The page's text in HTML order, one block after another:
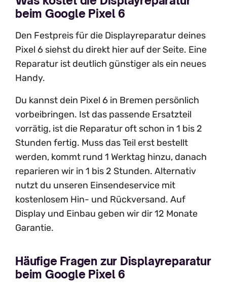
beim Google Pixel 6
Den Festpreis für die Displayreparatur deines
Pixel 6 siehst du direkt hier auf der Seite. Eine
Reparatur ist deutlich günstiger als ein neues
Handy.
Du kannst dein Pixel 6 in Bremen persönlich
vorbeibringen. Ist das passende Ersatzteil
vorrätig, ist die Reparatur oft schon in 1 bis 2
Stunden fertig. Muss das Teil erst bestellt
werden, kommt rund 1 Werktag hinzu, danach
reparieren wir in 1 bis 2 Stunden. Alternativ
nutzt du unseren Einsendeservice mit
kostenlosem Hin- und Rückversand. Auf
Display und Einbau geben wir dir 12 Monate
Garantie.
Häufige Fragen zur Displayreparatur
beim Google Pixel 6